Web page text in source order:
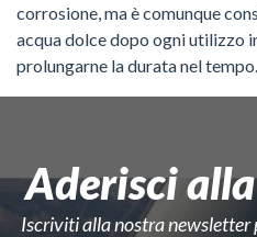
corrosione, ma è comunque
acqua dolce dopo ogni utilizzo
prolungarne la durata nel tempo.
Aderisci
Iscriviti alla nostra newsletter